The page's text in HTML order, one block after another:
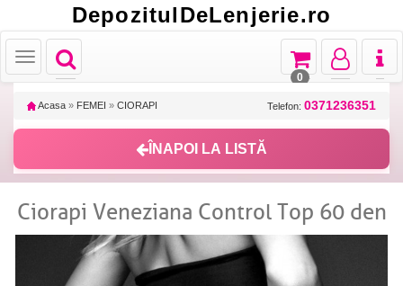
DepozitulDeLenjerie.ro
Toggle
navigation
Toggle
Toggle
navigation
Toggle
navigation
Toggle
navigation
0
Acasa » FEMEI » CIORAPI Telefon: 0371236351
ÎNAPOI LA LISTĂ
Ciorapi Veneziana Control Top 60 den